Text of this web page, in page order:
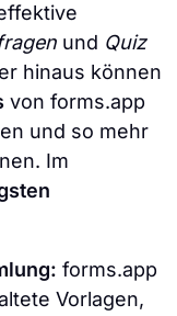
und Quiz
hinaus können
von forms.app
und so mehr
Im
forms.app
Vorlagen,